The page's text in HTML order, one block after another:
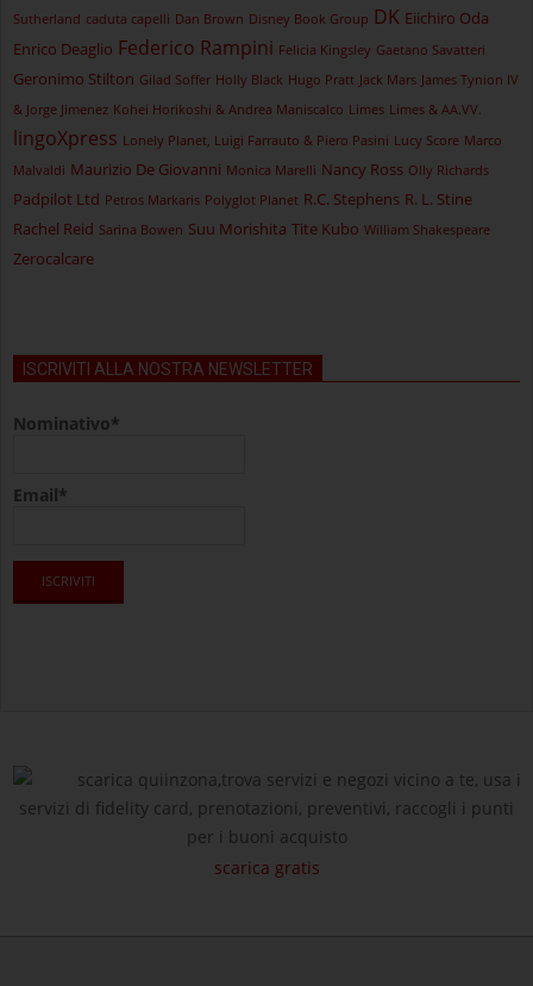
Sutherland caduta capelli Dan Brown Disney Book Group DK Eiichiro Oda
Enrico Deaglio Federico Rampini Felicia Kingsley Gaetano Savatteri
Geronimo Stilton Gilad Soffer Holly Black Hugo Pratt Jack Mars James Tynion IV
& Jorge Jimenez Kohei Horikoshi & Andrea Maniscalco Limes Limes & AA.VV.
lingoXpress Lonely Planet, Luigi Farrauto & Piero Pasini Lucy Score Marco
Malvaldi Maurizio De Giovanni Monica Marelli Nancy Ross Olly Richards
Padpilot Ltd Petros Markaris Polyglot Planet R.C. Stephens R. L. Stine
Rachel Reid Sarina Bowen Suu Morishita Tite Kubo William Shakespeare
Zerocalcare
ISCRIVITI ALLA NOSTRA NEWSLETTER
Nominativo*
Email*
scarica quiinzona,trova servizi e negozi vicino a te, usa i
servizi di fidelity card, prenotazioni, preventivi, raccogli i punti
per i buoni acquisto
scarica gratis